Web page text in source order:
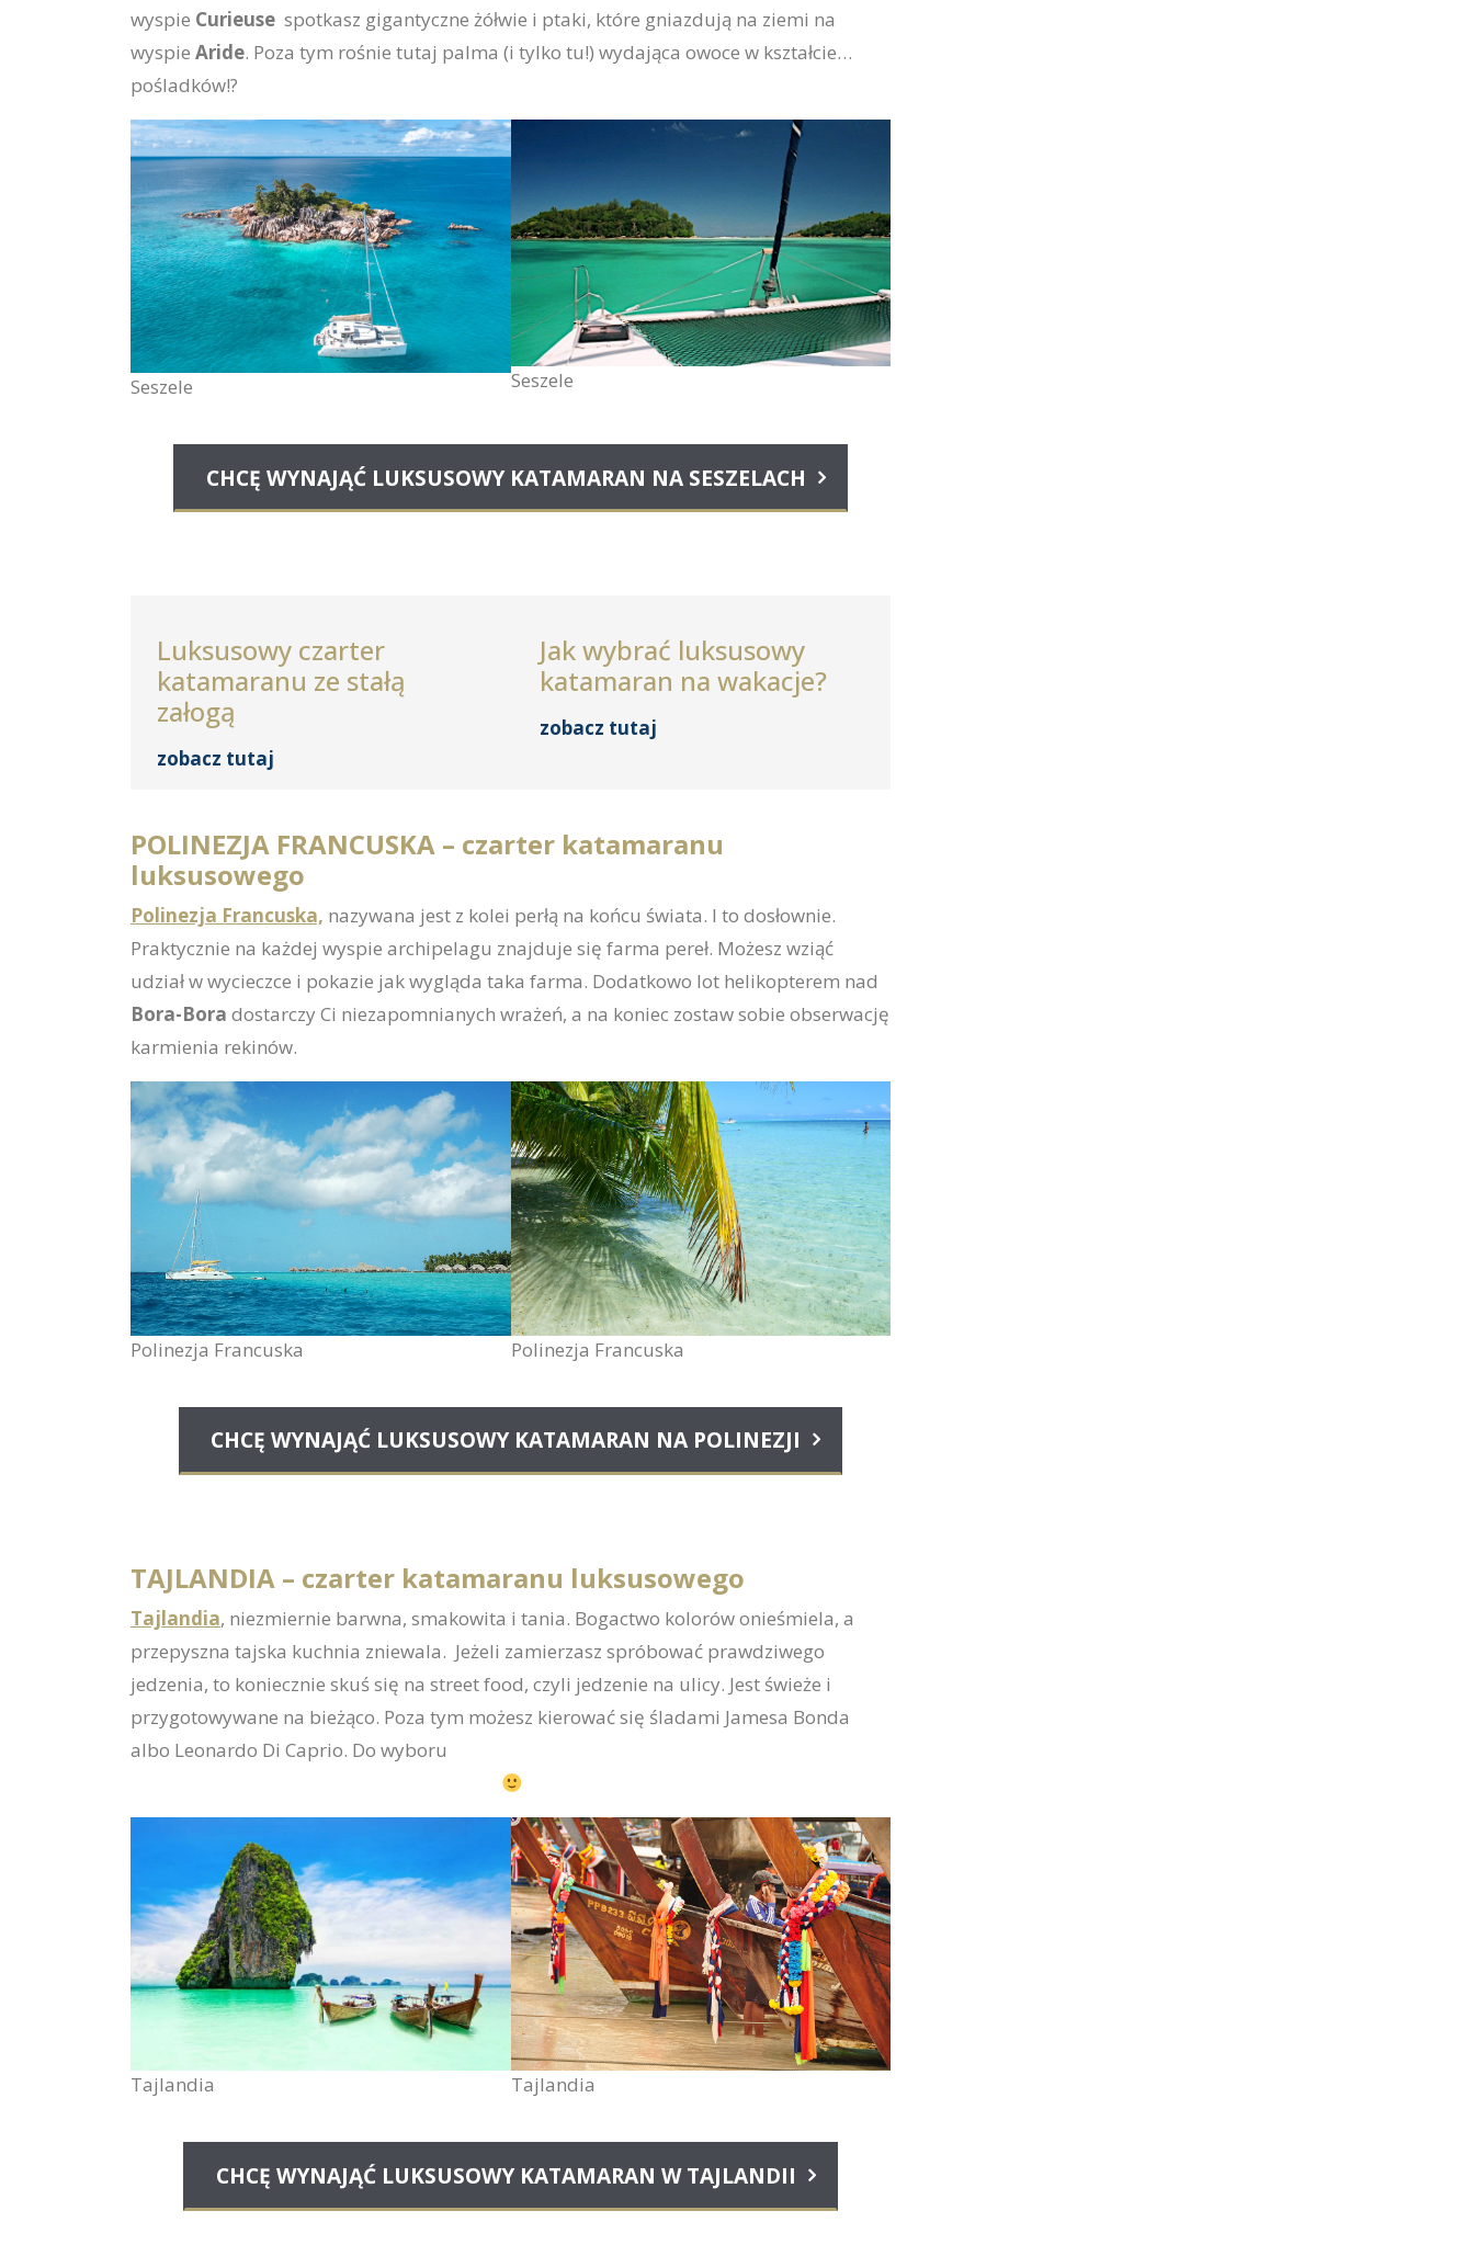
wyspie Curieuse spotkasz gigantyczne żółwie i ptaki, które gniazdują na ziemi na
wyspie Aride. Poza tym rośnie tutaj palma (i tylko tu!) wydająca owoce w kształcie…
pośladków!?
Seszele Seszele
CHCĘ WYNAJĄĆ LUKSUSOWY KATAMARAN NA SESZELACH
Luksusowy czarter
katamaranu ze stałą
załogą
zobacz tutaj
Jak wybrać luksusowy
katamaran na wakacje?
zobacz tutaj
POLINEZJA FRANCUSKA – czarter katamaranu
luksusowego
Polinezja Francuska, nazywana jest z kolei perłą na końcu świata. I to dosłownie.
Praktycznie na każdej wyspie archipelagu znajduje się farma pereł. Możesz wziąć
udział w wycieczce i pokazie jak wygląda taka farma. Dodatkowo lot helikopterem nad
Bora-Bora dostarczy Ci niezapomnianych wrażeń, a na koniec zostaw sobie obserwację
karmienia rekinów.
Polinezja Francuska Polinezja Francuska
CHCĘ WYNAJĄĆ LUKSUSOWY KATAMARAN NA POLINEZJI
TAJLANDIA – czarter katamaranu luksusowego
Tajlandia, niezmiernie barwna, smakowita i tania. Bogactwo kolorów onieśmiela, a
przepyszna tajska kuchnia zniewala. Jeżeli zamierzasz spróbować prawdziwego
jedzenia, to koniecznie skuś się na street food, czyli jedzenie na ulicy. Jest świeże i
przygotowywane na bieżąco. Poza tym możesz kierować się śladami Jamesa Bonda
albo Leonardo Di Caprio. Do wyboru
Tajlandia Tajlandia
CHCĘ WYNAJĄĆ LUKSUSOWY KATAMARAN W TAJLANDII